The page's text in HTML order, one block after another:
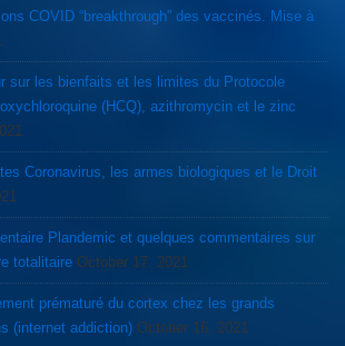
COVID “breakthrough” des vaccinés. Mise à
sur les bienfaits et les limites du Protocole
(HCQ), azithromycin et le zinc
Coronavirus, les armes biologiques et le Droit
Plandemic et quelques commentaires sur
totalitaire October 17, 2021
(internet addiction) October 16, 2021